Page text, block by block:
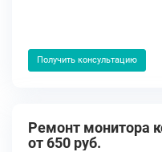
Получить консультацию
Ремонт монитора
от 650 руб.